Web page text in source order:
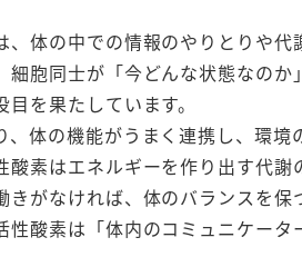
、体の中での情報のやりとりや代
細胞同士が「今どんな状態なの
目を果たしています。
、体の機能がうまく連携し、環境
酸素はエネルギーを作り出す代謝
きがなければ、体のバランスを保
性酸素は「体内のコミュニケータ